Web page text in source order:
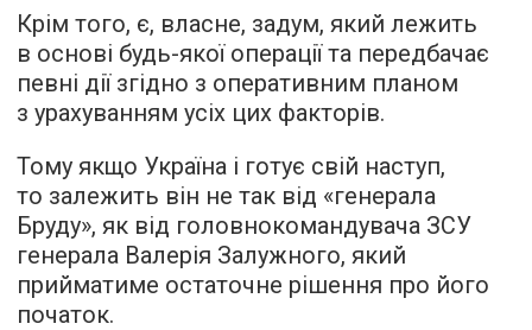
Крім того, є, власне, задум, який лежить
в основі будь-якої операції та передбачає
певні дії згідно з оперативним планом
з урахуванням усіх цих факторів.
Тому якщо Україна і готує свій наступ,
то залежить він не так від «генерала
Бруду», як від головнокомандувача ЗСУ
генерала Валерія Залужного, який
прийматиме остаточне рішення про його
початок.